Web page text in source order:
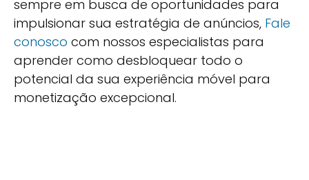
sempre em busca de oportunidades para
impulsionar sua estratégia de anúncios, Fale
conosco com nossos especialistas para
aprender como desbloquear todo o
potencial da sua experiência móvel para
monetização excepcional.